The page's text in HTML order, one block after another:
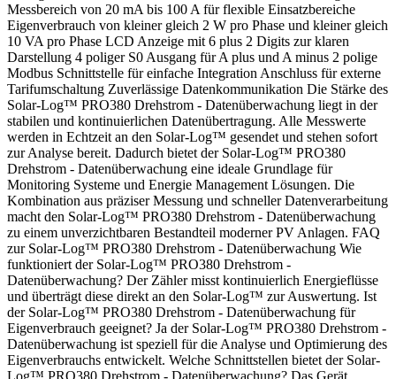
Messbereich von 20 mA bis 100 A für flexible Einsatzbereiche
Eigenverbrauch von kleiner gleich 2 W pro Phase und kleiner gleich
10 VA pro Phase LCD Anzeige mit 6 plus 2 Digits zur klaren
Darstellung 4 poliger S0 Ausgang für A plus und A minus 2 polige
Modbus Schnittstelle für einfache Integration Anschluss für externe
Tarifumschaltung Zuverlässige Datenkommunikation Die Stärke des
Solar-Log™ PRO380 Drehstrom - Datenüberwachung liegt in der
stabilen und kontinuierlichen Datenübertragung. Alle Messwerte
werden in Echtzeit an den Solar-Log™ gesendet und stehen sofort
zur Analyse bereit. Dadurch bietet der Solar-Log™ PRO380
Drehstrom - Datenüberwachung eine ideale Grundlage für
Monitoring Systeme und Energie Management Lösungen. Die
Kombination aus präziser Messung und schneller Datenverarbeitung
macht den Solar-Log™ PRO380 Drehstrom - Datenüberwachung
zu einem unverzichtbaren Bestandteil moderner PV Anlagen. FAQ
zur Solar-Log™ PRO380 Drehstrom - Datenüberwachung Wie
funktioniert der Solar-Log™ PRO380 Drehstrom -
Datenüberwachung? Der Zähler misst kontinuierlich Energieflüsse
und überträgt diese direkt an den Solar-Log™ zur Auswertung. Ist
der Solar-Log™ PRO380 Drehstrom - Datenüberwachung für
Eigenverbrauch geeignet? Ja der Solar-Log™ PRO380 Drehstrom -
Datenüberwachung ist speziell für die Analyse und Optimierung des
Eigenverbrauchs entwickelt. Welche Schnittstellen bietet der Solar-
Log™ PRO380 Drehstrom - Datenüberwachung? Das Gerät